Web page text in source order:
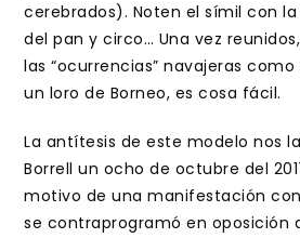
cerebrados). Noten el símil con
del pan y circo… Una vez
las “ocurrencias” navajeras
un loro de Borneo, es cosa fácil.
La antítesis de este modelo nos
Borrell un ocho de octubre del
motivo de una manifestación
se contraprogramó en oposición